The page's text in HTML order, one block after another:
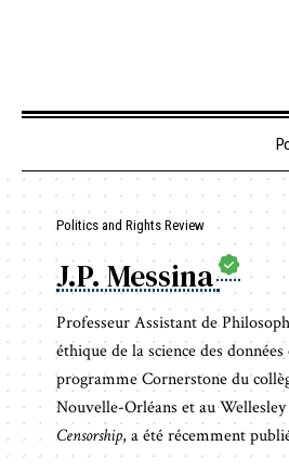
Politics and Rights Review
J.P. Messina
Professeur Assistant de
éthique de la science des
programme Cornerstone du
Nouvelle-Orléans et au
Censorship, a été récemment